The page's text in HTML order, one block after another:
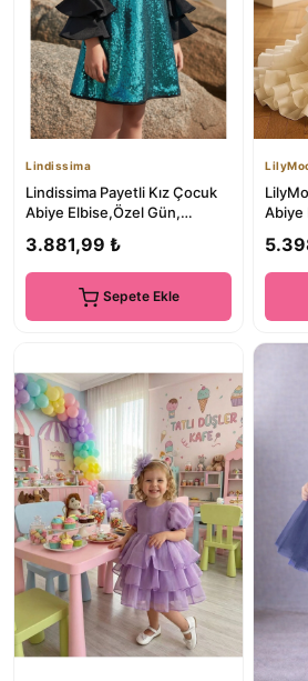
Lindissima
Lindissima Payetli Kız Çocuk
Abiye Elbise,Özel Gün,
3.881,99 ₺
Sepete Ekle
Abiye